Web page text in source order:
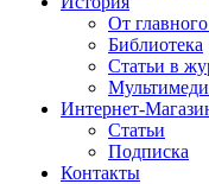
От
Библиотека
Статьи в
Интернет-
Статьи
Подписка
Контакты